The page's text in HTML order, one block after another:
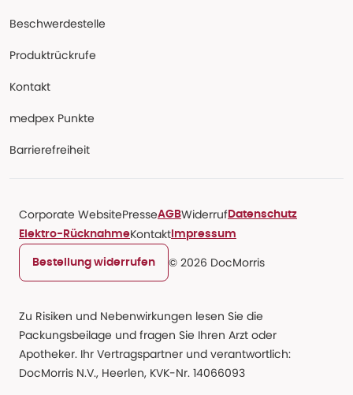
Beschwerdestelle
Produktrückrufe
Kontakt
medpex Punkte
Barrierefreiheit
Corporate WebsitePresseAGBWiderruf Datenschutz
Elektro-RücknahmeKontakt Impressum
Bestellung widerrufen © 2026 DocMorris
Zu Risiken und Nebenwirkungen lesen Sie die
Packungsbeilage und fragen Sie Ihren Arzt oder
Apotheker. Ihr Vertragspartner und verantwortlich:
DocMorris N.V., Heerlen, KVK-Nr. 14066093